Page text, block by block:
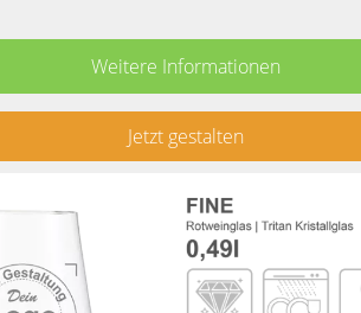
Weitere Informationen
Jetzt gestalten